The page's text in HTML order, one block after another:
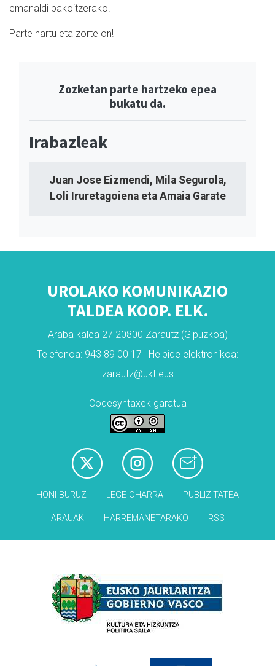
emanaldi bakoitzerako.
Parte hartu eta zorte on!
Zozketan parte hartzeko epea
bukatu da.
Irabazleak
Juan Jose Eizmendi, Mila Segurola,
Loli Iruretagoiena eta Amaia Garate
UROLAKO KOMUNIKAZIO
TALDEA KOOP. ELK.
Araba kalea 27 20800 Zarautz (Gipuzkoa)
Telefonoa: 943 89 00 17 | Helbide elektronikoa:
zarautz@ukt.eus
Codesyntaxek garatua
HONI BURUZ LEGE OHARRA PUBLIZITATEA
ARAUAK HARREMANETARAKO RSS